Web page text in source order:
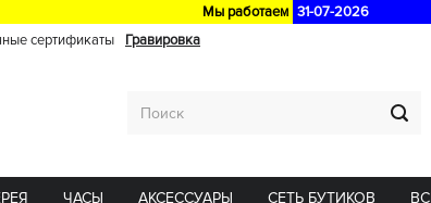
Мы работаем 31-07-2026
сертификаты Гравировка
ЧАСЫ АКСЕССУАРЫ СЕТЬ БУТИКОВ